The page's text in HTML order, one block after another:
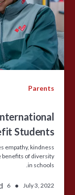
Parents
Students?
empathy, kindness
benefits of diversity
in schools.
July 3, 2022
•
6